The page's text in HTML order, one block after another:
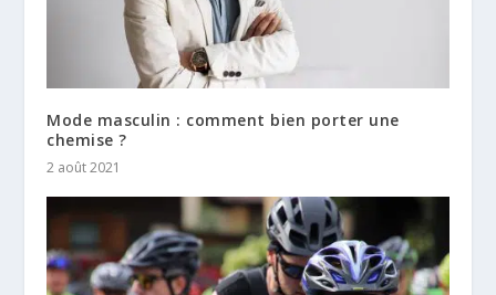
Mode masculin : comment bien porter une
chemise ?
2 août 2021